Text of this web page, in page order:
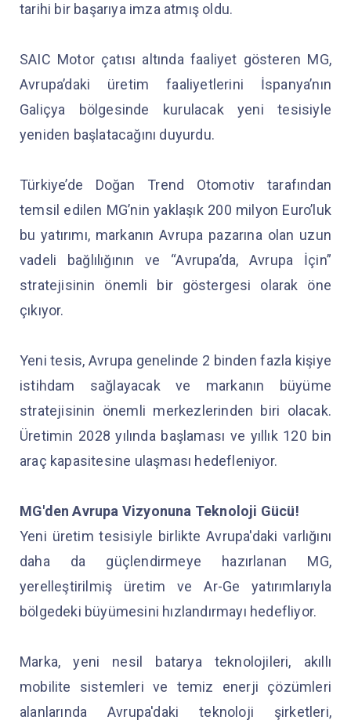
tarihi bir başarıya imza atmış oldu.
SAIC Motor çatısı altında faaliyet gösteren MG,
Avrupa’daki üretim faaliyetlerini İspanya’nın
Galiçya bölgesinde kurulacak yeni tesisiyle
yeniden başlatacağını duyurdu.
Türkiye’de Doğan Trend Otomotiv tarafından
temsil edilen MG’nin yaklaşık 200 milyon Euro’luk
bu yatırımı, markanın Avrupa pazarına olan uzun
vadeli bağlılığının ve “Avrupa’da, Avrupa İçin”
stratejisinin önemli bir göstergesi olarak öne
çıkıyor.
Yeni tesis, Avrupa genelinde 2 binden fazla kişiye
istihdam sağlayacak ve markanın büyüme
stratejisinin önemli merkezlerinden biri olacak.
Üretimin 2028 yılında başlaması ve yıllık 120 bin
araç kapasitesine ulaşması hedefleniyor.
MG'den Avrupa Vizyonuna Teknoloji Gücü!
Yeni üretim tesisiyle birlikte Avrupa'daki varlığını
daha da güçlendirmeye hazırlanan MG,
yerelleştirilmiş üretim ve Ar-Ge yatırımlarıyla
bölgedeki büyümesini hızlandırmayı hedefliyor.
Marka, yeni nesil batarya teknolojileri, akıllı
mobilite sistemleri ve temiz enerji çözümleri
alanlarında Avrupa'daki teknoloji şirketleri,